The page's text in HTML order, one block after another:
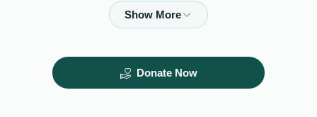
$10,000.00
Donate Now